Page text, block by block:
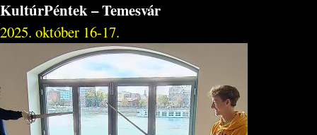
KultúrPéntek – Temesvár
2025. október 16-17.